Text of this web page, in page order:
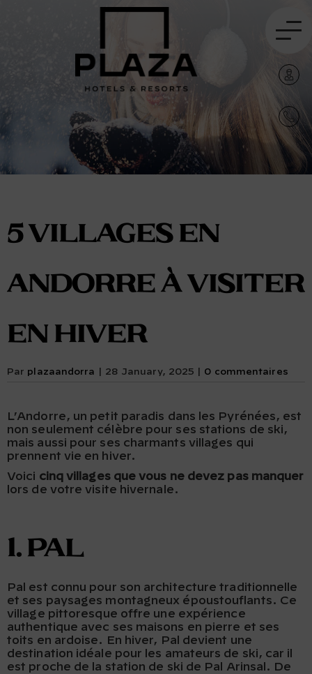
5 villages en
Andorre à visiter
en hiver
Par plazaandorra 28 January, 2025 0 commentaires
L’Andorre, un petit paradis dans les Pyrénées, est
non seulement célèbre pour ses stations de ski,
mais aussi pour ses charmants villages qui
prennent vie en hiver.
Voici cinq villages que vous ne devez pas manquer
lors de votre visite hivernale.
1. Pal
Pal est connu pour son architecture traditionnelle
et ses paysages montagneux époustouflants. Ce
village pittoresque offre une expérience
authentique avec ses maisons en pierre et ses
toits en ardoise. En hiver, Pal devient une
destination idéale pour les amateurs de ski, car il
est proche de la station de ski de Pal Arinsal. De